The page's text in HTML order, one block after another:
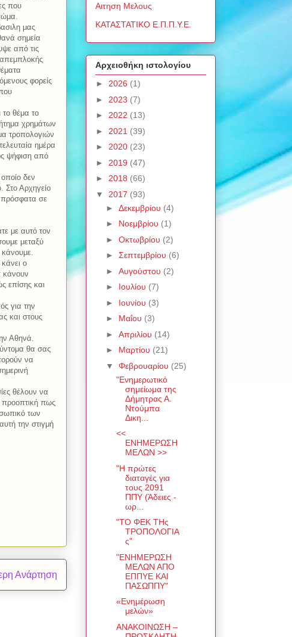
που
μας
σημεία
από τις
φορείς
το θέμα το
χρημάτων
τροπολογιών
ημέρα
ψήφιση από
δεν
Στο Αρχηγείο
πρόσφατα σε
με αυτό τον
μεταξύ
κάνουμε.
ο
κάνουν
επίσης και
για την
και στους
Αθηνά.
θα σας
να
θέλουν να
προοπτική πως
των
την στιγμή
Ανάρτηση
Αιτηση Μελους
ΚΑΤΑΣΤΑΤΙΚΟ Ε.Π.Π.Υ.Ε.
Αρχειοθήκη ιστολογίου
► 2026 (1)
► 2023 (7)
► 2022 (13)
► 2021 (39)
► 2020 (23)
► 2019 (47)
► 2018 (66)
▼ 2017 (93)
► Δεκεμβρίου (4)
► Νοεμβρίου (1)
► Οκτωβρίου (2)
► Σεπτεμβρίου (6)
► Αυγούστου (2)
► Ιουλίου (7)
► Ιουνίου (3)
► Μαΐου (3)
► Απριλίου (14)
► Μαρτίου (21)
▼ Φεβρουαρίου (25)
"Ενημερωτικό
σημείωμα της
Δήμητρας Α.
Ντούμπα
Δικη...
<<
ΕΝΗΜΕΡΩΣΗ
ΜΕΛΩΝ >>
"Η πρώτες
διαταγές για
τους 2091
ΠΠΥ (Άδειες -
ωρ...
"ΤΟ ΦΕΚ ΤΗς
ΤΡΟΠΟΛΟΓΙΑ
ς"
"ΕΝΗΜΕΡΩΣΗ
ΜΕΛΩΝ ΑΠΟ
ΕΠΠΥΕ ΚΑΙ
ΠΑΣΩΠΠΥ"
«Ενημέρωση
μελών»
ΑΝΑΚΟΙΝΩΣΗ –